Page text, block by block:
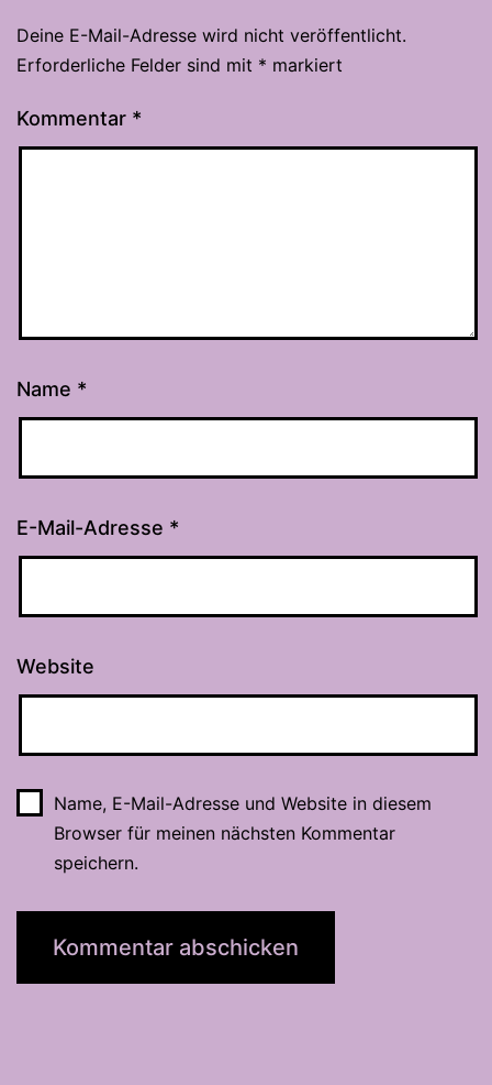
Deine E-Mail-Adresse wird nicht veröffentlicht.
Erforderliche Felder sind mit * markiert
Kommentar *
Name *
E-Mail-Adresse *
Website
Name, E-Mail-Adresse und Website in diesem
Browser für meinen nächsten Kommentar
speichern.